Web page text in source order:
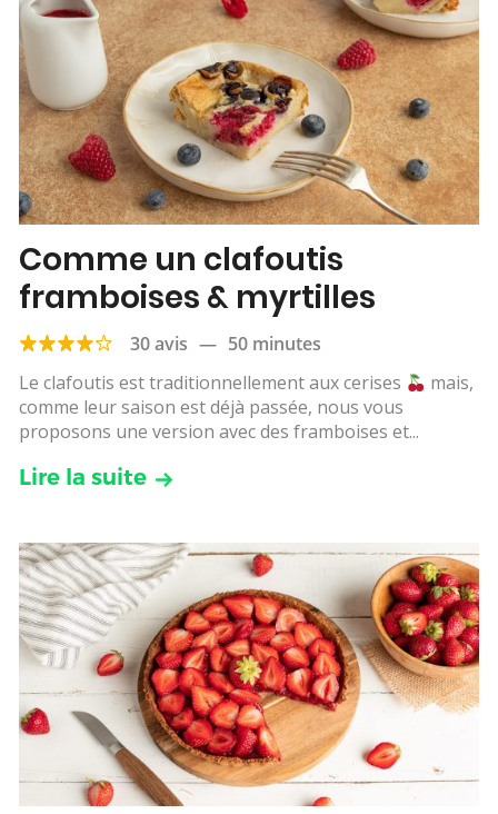
Comme un clafoutis
framboises & myrtilles
30 avis — 50 minutes
Le clafoutis est traditionnellement aux cerises
mais,
comme leur saison est déjà passée, nous vous
proposons une version avec des framboises et...
Lire la suite